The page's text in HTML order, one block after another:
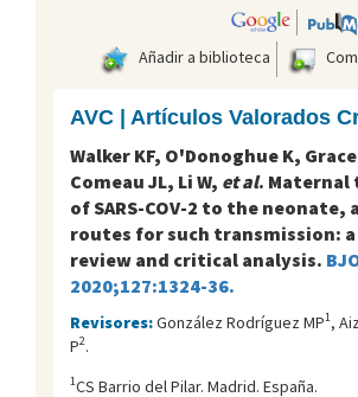
Añadir a biblioteca
AVC | Artículos Valorados
Walker KF, O'Donoghue K,
Comeau JL, Li W, et al. Maternal
of SARS-COV-2 to the neonate,
routes for such transmission:
review and critical analysis.
2020;127:1324-36.
Revisores:González Rodríguez MP1,
P2.
1CS Barrio del Pilar. Madrid. España.